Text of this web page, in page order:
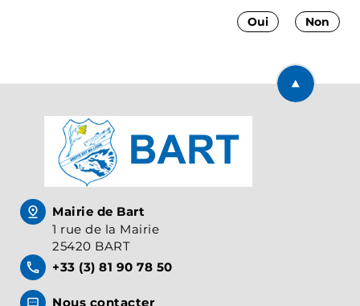
Non
Oui
Retourner
Mairie de Bart
1 rue de la Mairie
25420 BART
+33 (3) 81 90 78 50
Nous contacter